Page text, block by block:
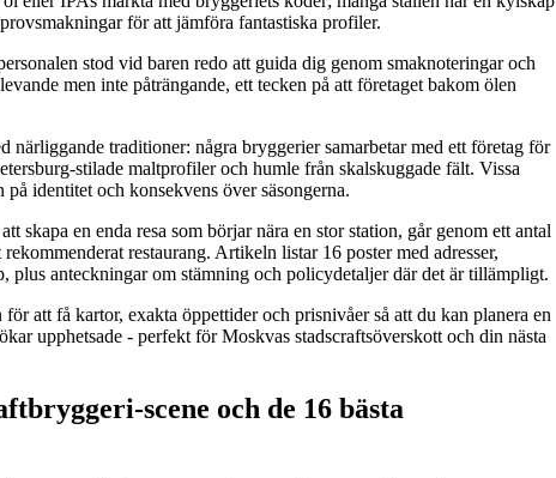
för att jämföra fantastiska profiler.
stod vid baren redo att guida dig genom smaknoteringar och
men inte påträngande, ett tecken på att företaget bakom ölen
närliggande traditioner: några bryggerier samarbetar med ett företag för
stilade maltprofiler och humle från skalskuggade fält. Vissa
identitet och konsekvens över säsongerna.
skapa en enda resa som börjar nära en stor station, går genom ett antal
restaurang. Artikeln listar 16 poster med adresser,
plus anteckningar om stämning och policydetaljer där det är tillämpligt.
att få kartor, exakta öppettider och prisnivåer så att du kan planera en
upphetsade - perfekt för Moskvas stadscraftsöverskott och din nästa
scene och de 16 bästa